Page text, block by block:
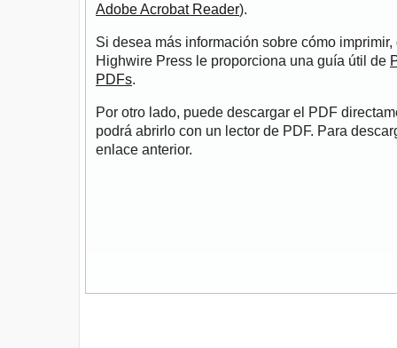
Adobe Acrobat Reader).
Si desea más información sobre cómo
Highwire Press le proporciona una guía útil de
PDFs.
Por otro lado, puede descargar el PDF
podrá abrirlo con un lector de PDF. Para
enlace anterior.